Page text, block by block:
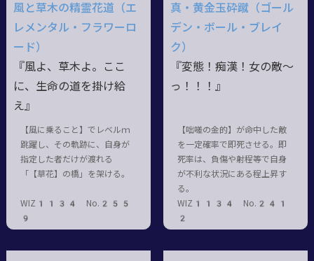
風と草木の精霊花道（エ
レメンタル・フラワーロ
ード）
『風よ、草木よ。ここ
に、生命の道を掛け給
え』
【風に乗ること】でレベルｍ
跳躍し、その軌跡に、自身が
指定した者だけが渡れる
「【草花】の橋」を架ける。
WIZ1134 No.255
9
真・黄金玉砕蹴（ゴール
デン・ボール・ブレイ
ク）
『変態！痴漢！女の敵〜
っ！！！』
【咄嗟の金的】が命中した敵
を一定確率で即死させる。即
死率は、負傷や射程等で自身
が不利な状況にある程上昇す
る。
WIZ1134 No.241
2